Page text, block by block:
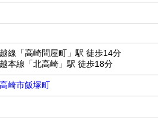
越線「高崎問屋町」駅 徒歩14分
越本線「北高崎」駅 徒歩18分
崎市飯塚町